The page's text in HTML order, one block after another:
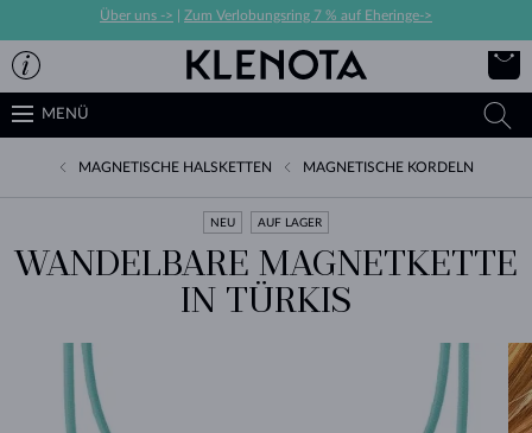
Über uns -> Zum Verlobungsring 7 % auf Eheringe->
MENÜ
MAGNETISCHE HALSKETTEN MAGNETISCHE KORDELN
NEU AUF LAGER
WANDELBARE MAGNETKETTE
IN TÜRKIS